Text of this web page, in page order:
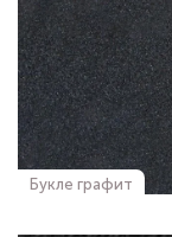
Букле графит